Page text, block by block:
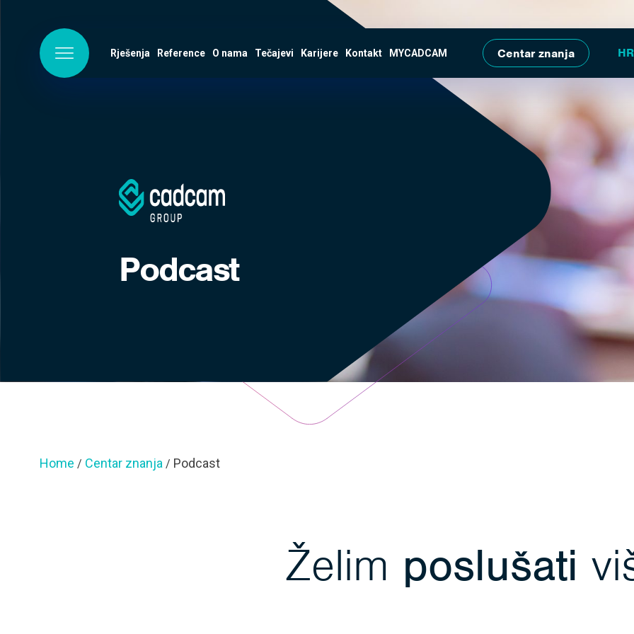
Rješenja Reference O nama Tečajevi Karijere Kontakt MYCADCAM Centar znanja
Podcast
Home / Centar znanja / Podcast
Želim poslušati